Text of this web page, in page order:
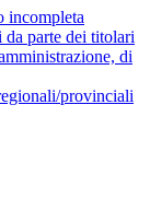
incompleta
parte dei titolari
di
provinciali